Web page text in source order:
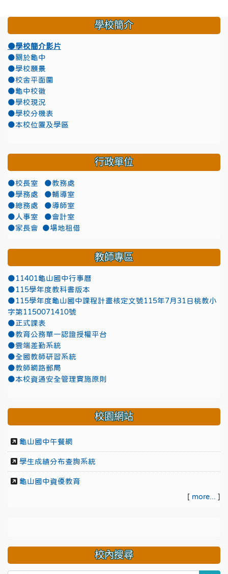
學校簡介
●學校簡介影片
●關於龜中
●學校願景
●校舍平面圖
●龜中校徽
●學校現況
●學校分機表
●本校位置及學區
行政單位
●校長室
●教務處
●學務處
●輔導室
●總務處
●導師室
●人事室
●會計室
●家長會
●場地租借
教師專區
●11401龜山國中行事曆
●115學年度教科書版本
●115學年度龜山國中課程計畫核定文號115年7月31日桃教小
字第1150071410號
●正式課表
●教育公務單一認證授權平台
●雲端差勤系統
●全國教師研習系統
●教師網路郵局
●本校資通安全管理實施原則
校園網站
龜山國中午餐網
學生成績分布查詢系統
龜山國中資優教育
[ more... ]
校內搜尋